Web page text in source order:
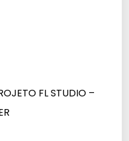
FL STUDIO –